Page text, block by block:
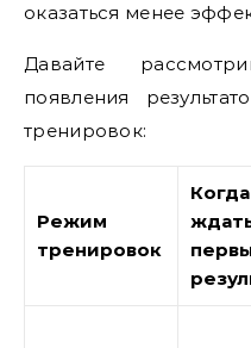
оказаться менее
Давайте
появления
тренировок:
Режим
тренировок
Когда